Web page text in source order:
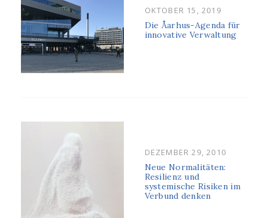
POSTED
ON
OKTOBER 15, 2019
Die Åarhus-Agenda für
innovative Verwaltung
POSTED
ON
DEZEMBER 29, 2010
Neue Normalitäten:
Resilienz und
systemische Risiken im
Verbund denken